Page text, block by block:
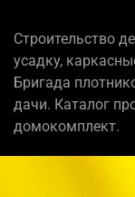
Строительство
усадку,
Бригада
дачи. Каталог
домокомплект.